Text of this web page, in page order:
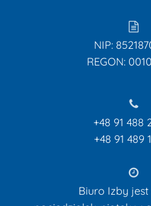
NIP:
REGON:
+48 91 488
+48 91 489
Biuro Izby jest